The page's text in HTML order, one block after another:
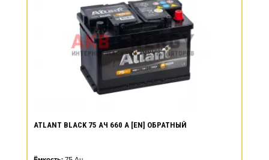
ATLANT BLACK 75 АЧ 660 А [EN] ОБРАТНЫЙ